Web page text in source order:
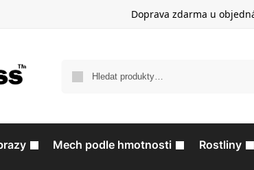
Doprava zdarma u
Mech podle hmotnosti Rostliny